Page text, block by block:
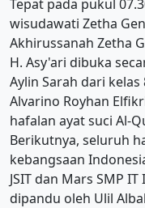
Tepat pada pukul
wisudawati Zetha
Akhirussanah Zetha
H. Asy'ari dibuka
Aylin Sarah dari
Alvarino Royhan
hafalan ayat suci Al-
Berikutnya, seluruh
kebangsaan
JSIT dan Mars SMP
dipandu oleh Ulil